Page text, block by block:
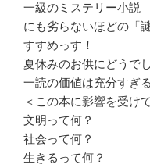
一級のミステリー小説
にも劣らないほどの「
すすめっす！
夏休みのお供にどうで
一読の価値は充分すぎ
＜この本に影響を受け
文明って何？
社会って何？
生きるって何？